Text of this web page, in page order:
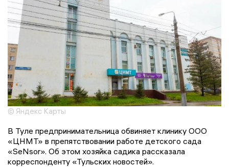
© Яндекс Карты
В Туле предпринимательница обвиняет клинику ООО
«ЦНМТ» в препятствовании работе детского сада
«SeNsor». Об этом хозяйка садика рассказала
корреспонденту «Тульских новостей».